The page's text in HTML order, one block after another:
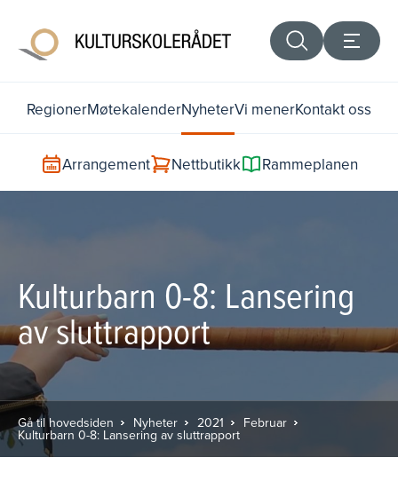
RegionerMøtekalenderNyheterVi menerKontakt oss
Arrangement Nettbutikk Rammeplanen
Kulturbarn 0-8: Lansering
av sluttrapport
Gå til hovedsiden Nyheter 2021 Februar
Kulturbarn 0-8: Lansering av sluttrapport